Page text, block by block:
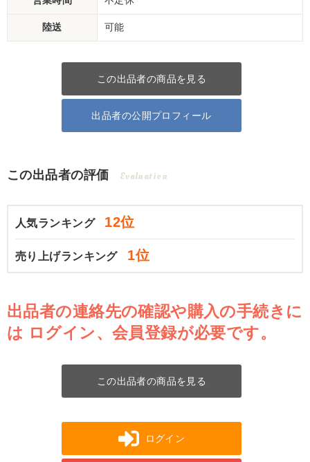
陸送 可能
この出品者の商品を見る
出品者の公開プロフィール
この出品者の評価 Evaluation
人気ランキング 12位
売り上げランキング 1位
出品者の連絡先の確認や購入の手続きに
は ログイン、会員登録が必要です。
この出品者の商品を見る
ログイン